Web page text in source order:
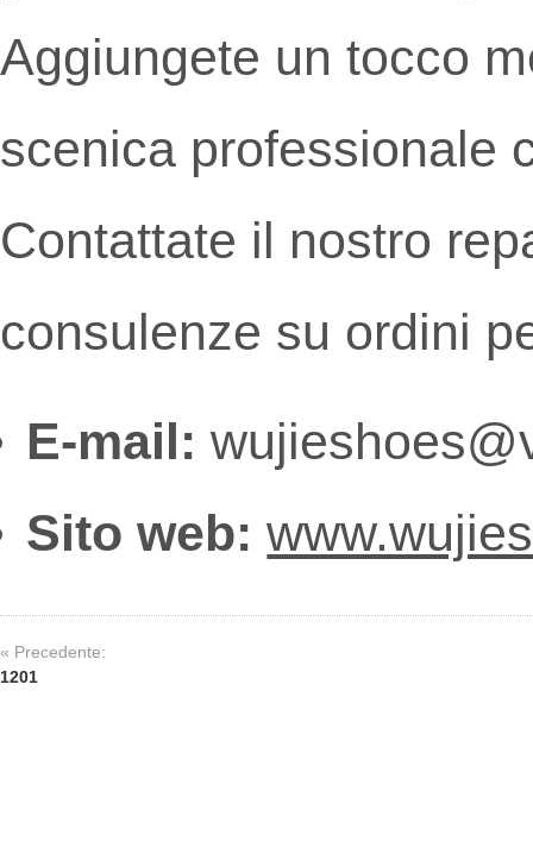
Aggiungete un tocco
scenica professionale
Contattate il nostro
consulenze su ordini
E-mail:
Sito web:
« Precedente:
1201